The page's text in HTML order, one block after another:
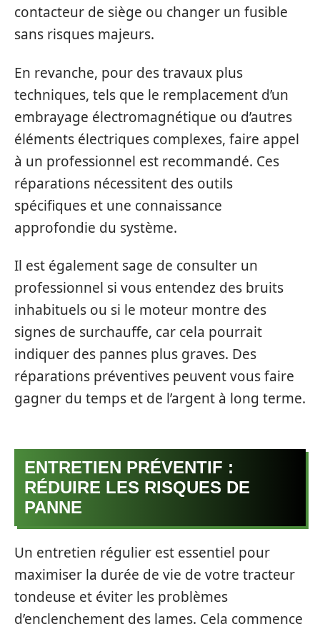
contacteur de siège ou changer un fusible
sans risques majeurs.
En revanche, pour des travaux plus
techniques, tels que le remplacement d’un
embrayage électromagnétique ou d’autres
éléments électriques complexes, faire appel
à un professionnel est recommandé. Ces
réparations nécessitent des outils
spécifiques et une connaissance
approfondie du système.
Il est également sage de consulter un
professionnel si vous entendez des bruits
inhabituels ou si le moteur montre des
signes de surchauffe, car cela pourrait
indiquer des pannes plus graves. Des
réparations préventives peuvent vous faire
gagner du temps et de l’argent à long terme.
ENTRETIEN PRÉVENTIF :
RÉDUIRE LES RISQUES DE
PANNE
Un entretien régulier est essentiel pour
maximiser la durée de vie de votre tracteur
tondeuse et éviter les problèmes
d’enclenchement des lames. Cela commence